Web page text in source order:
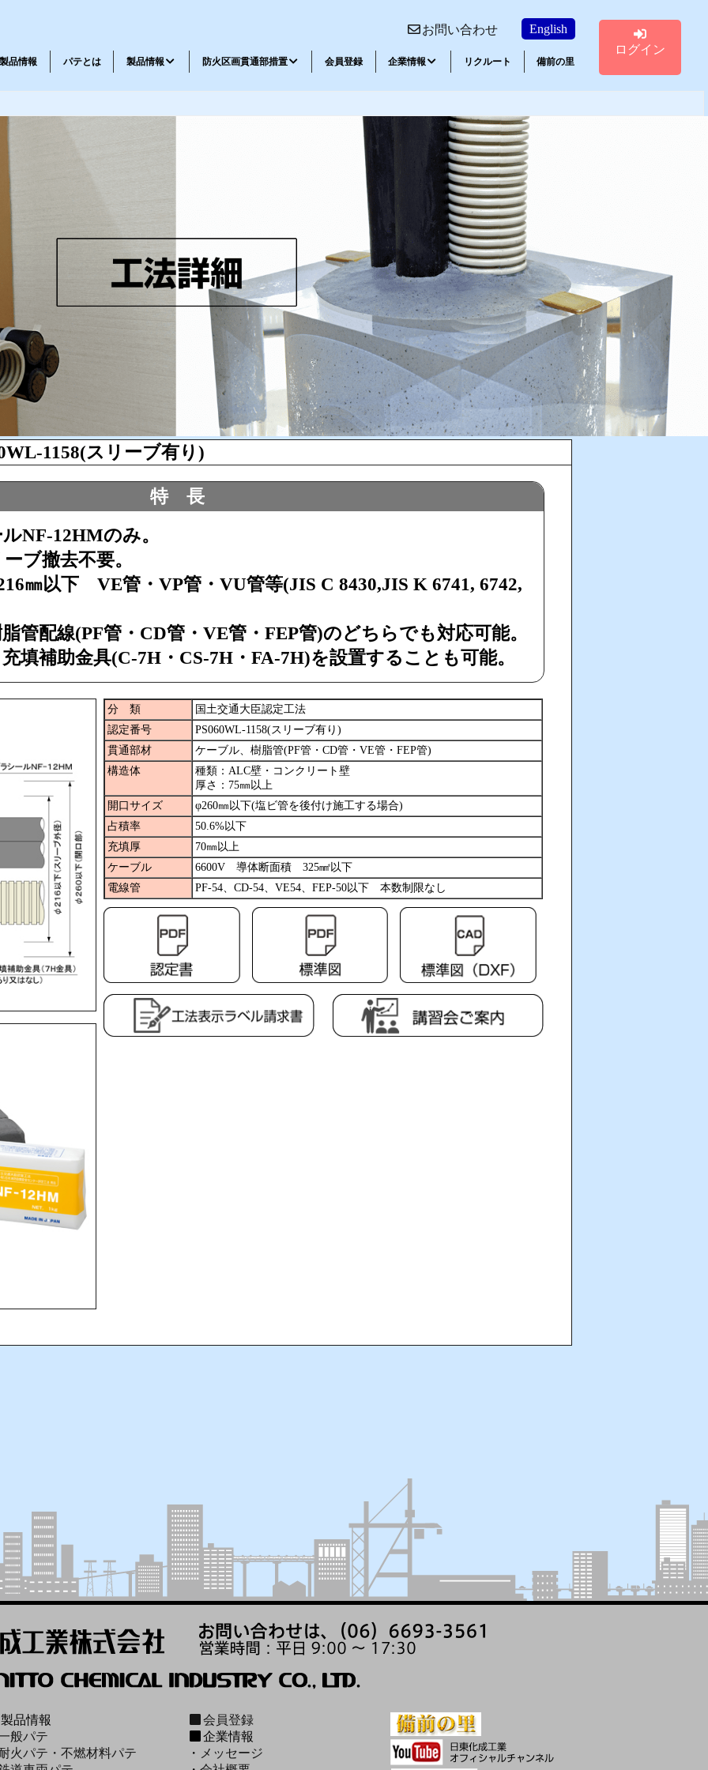
お問い合わせ English
品情報 パテとは 製品情報
エポキシ系接着剤
弾性パテ・特殊品
防火区画貫通部措置
講習会ご案内
会員登録 企業情報 リクルート 備前の里
ログイン
1158(スリーブ有り)
特 長
NF-12HMのみ。
ブ撤去不要。
㎜以下 VE管・VP管・VU管等(JIS C 8430,JIS K 6741, 6742,
管配線(PF管・CD管・VE管・FEP管)のどちらでも対応可能。
填補助金具(C-7H・CS-7H・FA-7H)を設置することも可能。
分 類
国土交通大臣認定工法
認定番号
PS060WL-1158(スリーブ有り)
貫通部材
ケーブル、樹脂管(PF管・CD管・VE管・FEP管)
構造体
種類：ALC壁・コンクリート壁
厚さ：75㎜以上
開口サイズ
φ260㎜以下(塩ビ管を後付け施工する場合)
占積率
50.6%以下
充填厚
70㎜以上
ケーブル
6600V 導体断面積 325㎟以下
電線管
PF-54、CD-54、VE54、FEP-50以下 本数制限なし
製品情報
般パテ
火パテ・不燃材料パテ
会員登録
企業情報
・ メッセージ